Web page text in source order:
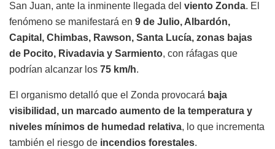
San Juan, ante la inminente llegada del viento Zonda. El
fenómeno se manifestará en 9 de Julio, Albardón,
Capital, Chimbas, Rawson, Santa Lucía, zonas bajas
de Pocito, Rivadavia y Sarmiento, con ráfagas que
podrían alcanzar los 75 km/h.
El organismo detalló que el Zonda provocará baja
visibilidad, un marcado aumento de la temperatura y
niveles mínimos de humedad relativa, lo que incrementa
también el riesgo de incendios forestales.